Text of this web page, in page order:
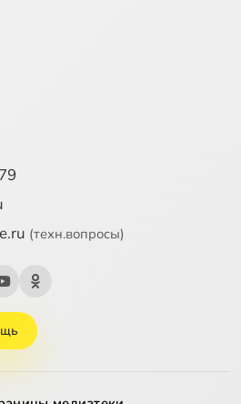
(техн.вопросы)